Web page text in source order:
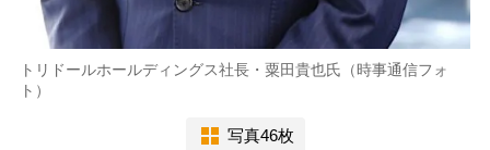
トリドールホールディングス社長・粟田貴也氏（時事通信フォ
ト）
写真46枚